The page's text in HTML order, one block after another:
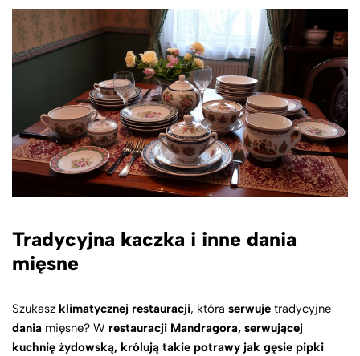
Tradycyjna kaczka i inne dania
mięsne
Szukasz klimatycznej restauracji, która serwuje tradycyjne
dania mięsne? W restauracji Mandragora, serwującej
kuchnię żydowską, królują takie potrawy jak gęsie pipki